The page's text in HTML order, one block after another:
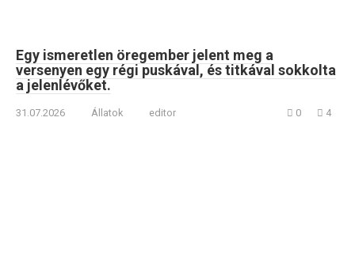
Egy ismeretlen öregember jelent meg a
versenyen egy régi puskával, és titkával sokkolta
a jelenlévőket.
31.07.2026 Állatok editor 0 4